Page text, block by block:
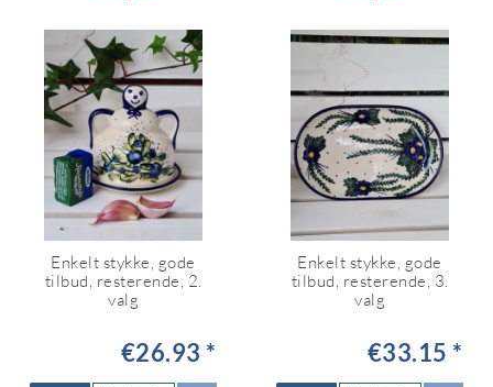
Enkelt stykke, gode
tilbud, resterende, 2.
valg
€26.93 *
Enkelt stykke, gode
tilbud, resterende, 3.
valg
€33.15 *